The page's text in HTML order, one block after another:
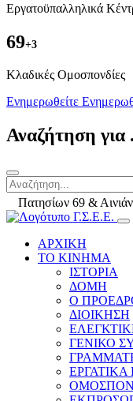
Εργατοϋπαλληλικά
69+3
Kλαδικές Ομοσπονδίες
Ενημερωθείτε
Αναζήτηση για
Πατησίων 69 &
ΑΡΧΙΚΗ
ΤΟ ΚΙΝΗΜΑ
ΙΣΤΟΡΙΑ
ΔΟΜΗ
Ο
ΔΙΟΙΚΗΣΗ
ΓΕΝΙΚΟ